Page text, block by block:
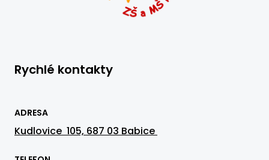
Rychlé kontakty
ADRESA
Kudlovice 105, 687 03 Babice